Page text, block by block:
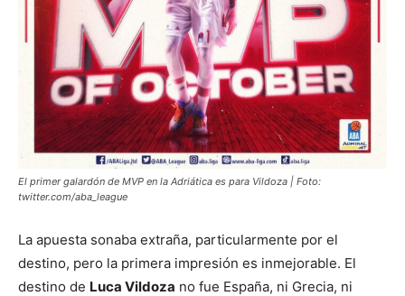
El primer galardón de MVP en la Adriática es para Vildoza | Foto:
twitter.com/aba_league
La apuesta sonaba extraña, particularmente por el
destino, pero la primera impresión es inmejorable. El
destino de Luca Vildoza no fue España, ni Grecia, ni